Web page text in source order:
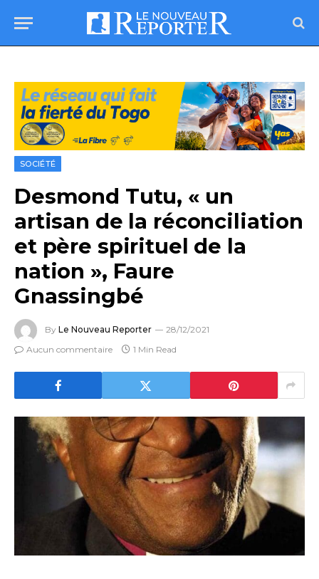
SOCIÉTÉ
Desmond Tutu, « un
artisan de la réconciliation
et père spirituel de la
nation », Faure
Gnassingbé
By Le Nouveau Reporter
28/12/2021
Aucun commentaire
1 Min Read